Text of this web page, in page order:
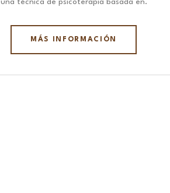
una técnica de psicoterapia basada en.
MÁS INFORMACIÓN